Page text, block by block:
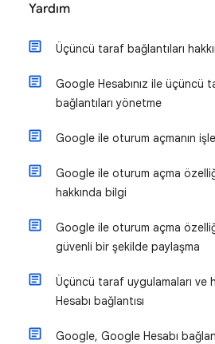
Yardım
Üçüncü taraf bağlantıları
Google Hesabınız ile üçüncü
bağlantıları yönetme
Google ile oturum açmanın
Google ile oturum açma
hakkında bilgi
Google ile oturum açma
güvenli bir şekilde paylaşma
Üçüncü taraf uygulamaları ve
Hesabı bağlantısı
Google, Google Hesabı